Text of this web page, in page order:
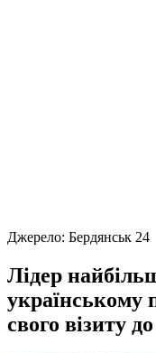
Джерело: Бердянськ 24
Лідер
українському
свого візиту